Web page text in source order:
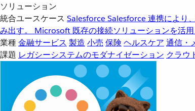
ソリューション
統合ユースケース SalesforceSalesforce 連携により
み出す。
Microsoft 既存の接続ソリューションを活
業種金融サービス 製造 小売 保険 ヘルスケア 通信・
課題 レガシーシステムのモダナイゼーション クラウ